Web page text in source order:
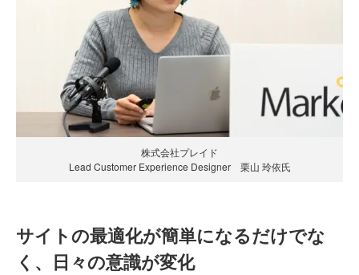
株式会社プレイド
Lead Customer Experience Designer 栗山 玲依氏
サイトの最適化が簡単になるだけでな
く、日々の意識が変化